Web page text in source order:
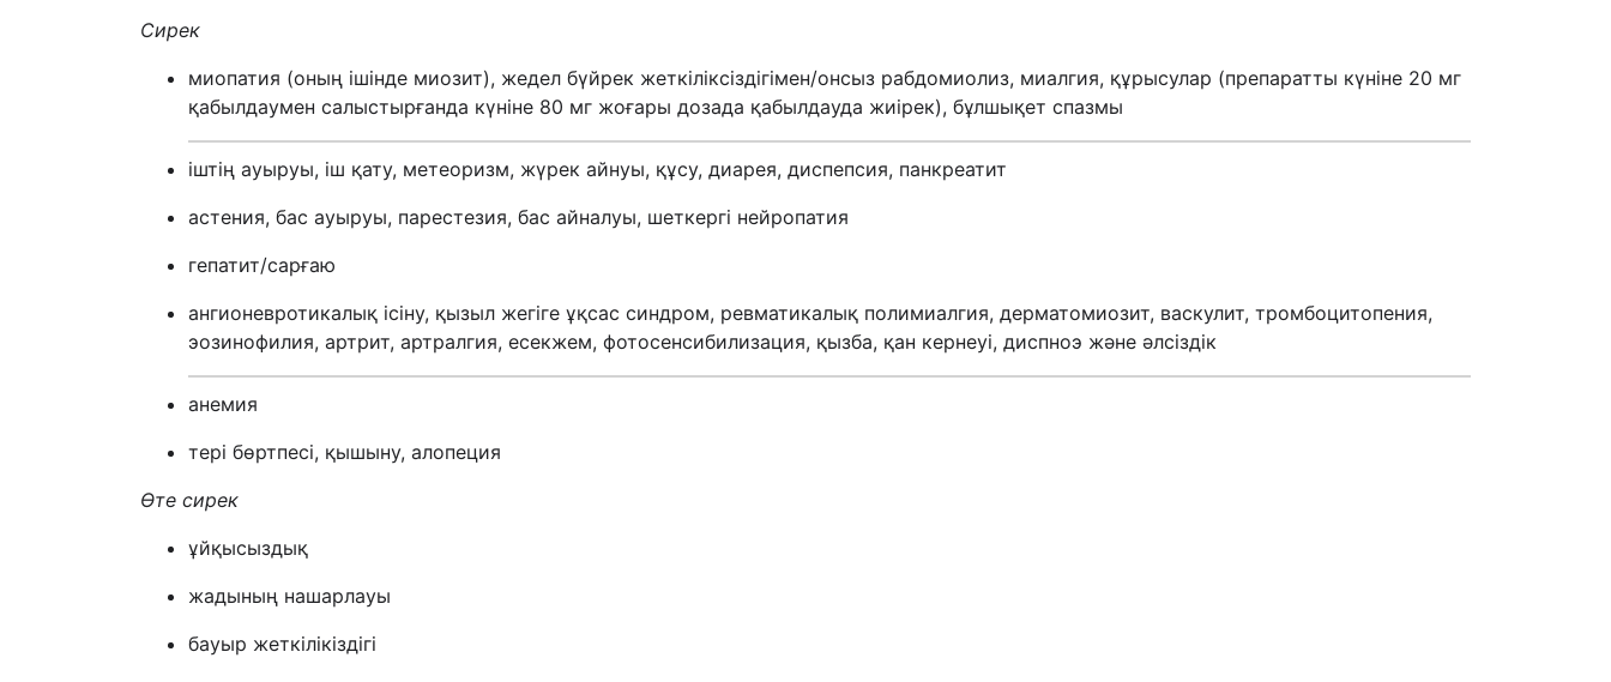
Сирек
миопатия (оның ішінде миозит), жедел бүйрек жеткіліксіздігімен/онсыз рабдомиолиз, миалгия, құрысулар (препаратты күніне 20 мг
қабылдаумен салыстырғанда күніне 80 мг жоғары дозада қабылдауда жиірек), бұлшықет спазмы
іштің ауыруы, іш қату, метеоризм, жүрек айнуы, құсу, диарея, диспепсия, панкреатит
астения, бас ауыруы, парестезия, бас айналуы, шеткергі нейропатия
гепатит/сарғаю
ангионевротикалық ісіну, қызыл жегіге ұқсас синдром, ревматикалық полимиалгия, дерматомиозит, васкулит, тромбоцитопения,
эозинофилия, артрит, артралгия, есекжем, фотосенсибилизация, қызба, қан кернеуі, диспноэ және әлсіздік
анемия
тері бөртпесі, қышыну, алопеция
Өте сирек
ұйқысыздық
жадының нашарлауы
бауыр жеткілікіздігі